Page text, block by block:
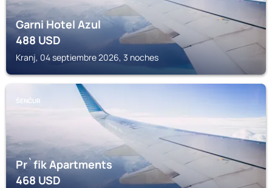
Garni Hotel Azul
488USD
Kranj, 04 septiembre 2026, 3 noches
ŠENČUR
Pr`fik Apartments
468USD